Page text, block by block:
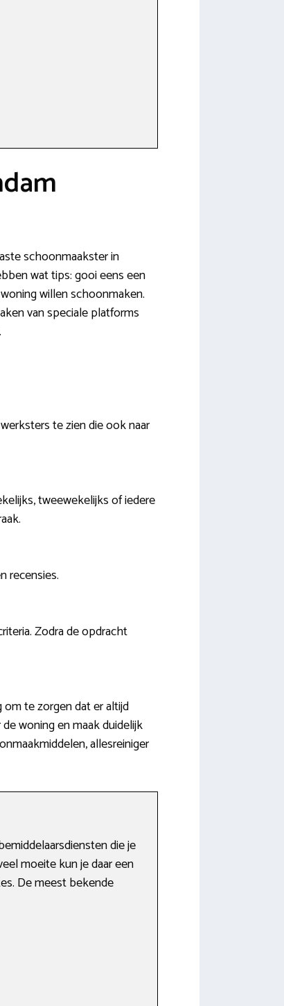
schoonmaakster in
wat tips: gooi eens een
willen schoonmaken.
van speciale platforms
te zien die ook naar
tweewekelijks of iedere
recensies.
Zodra de opdracht
te zorgen dat er altijd
woning en maak duidelijk
allesreiniger
die je
moeite kun je daar een
De meest bekende